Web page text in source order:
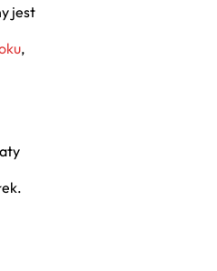
jest
,